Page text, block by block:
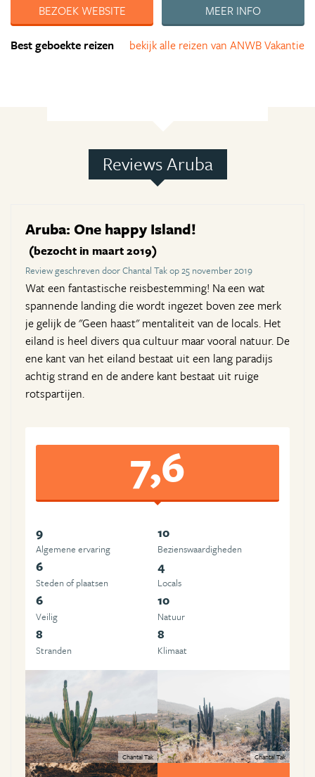
BEZOEK WEBSITE
MEER INFO
bekijk alle reizen van ANWB Vakantie
Best geboekte reizen
Reviews Aruba
Aruba: One happy Island!
(bezocht in maart 2019)
Review geschreven door Chantal Tak op 25 november 2019
Wat een fantastische reisbestemming! Na een wat
spannende landing die wordt ingezet boven zee merk
je gelijk de "Geen haast" mentaliteit van de locals. Het
eiland is heel divers qua cultuur maar vooral natuur. De
ene kant van het eiland bestaat uit een lang paradijs
achtig strand en de andere kant bestaat uit ruige
rotspartijen.
7,6
9
Algemene ervaring
10
Beziens­waardigheden
6
Steden of plaatsen
4
Locals
6
Veilig
10
Natuur
8
Stranden
8
Klimaat
Chantal Tak Chantal Tak